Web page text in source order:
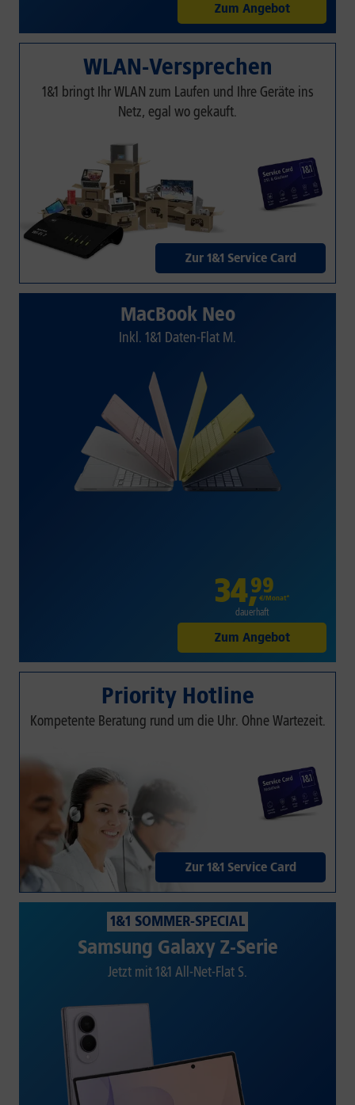
Zum Angebot
WLAN-Versprechen
1&1 bringt Ihr WLAN zum Laufen und Ihre Geräte ins
Netz, egal wo gekauft.
Zur 1&1 Service Card
MacBook Neo
Inkl. 1&1 Daten-Flat M.
34,99
€/Monat*
dauerhaft
Zum Angebot
Priority Hotline
Kompetente Beratung rund um die Uhr. Ohne Wartezeit.
Zur 1&1 Service Card
1&1 SOMMER-SPECIAL
Samsung Galaxy Z-Serie
Jetzt mit 1&1 All-Net-Flat S.